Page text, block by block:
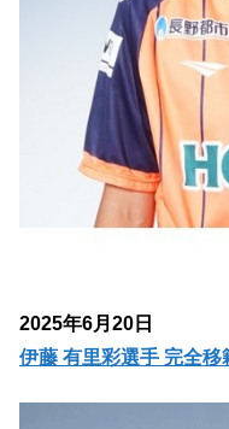
2025年6月20日
伊藤 有里彩選手 完全移